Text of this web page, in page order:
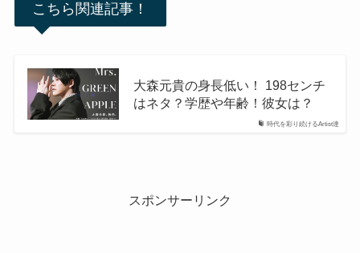
こちら関連記事！
時代を彩り続けるArtist達
大森元貴の身長低い！ 198センチ
はネタ？学歴や年齢！彼女は？
スポンサーリンク